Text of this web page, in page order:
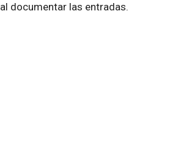
documentar las entradas.